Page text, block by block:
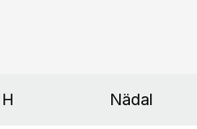
Nädal